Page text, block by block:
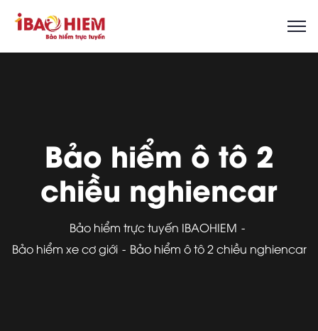
Bảo hiểm ô tô 2
chiều nghiencar
Bảo hiểm trực tuyến IBAOHIEM
Bảo hiểm xe cơ giới
Bảo hiểm ô tô 2 chiều nghiencar